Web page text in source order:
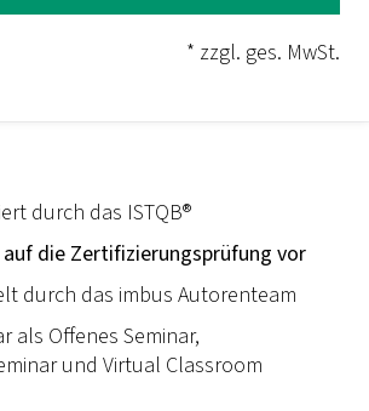
* zzgl. ges. MwSt.
durch das ISTQB®
die Zertifizierungsprüfung vor
durch das imbus Autorenteam
als Offenes Seminar,
und Virtual Classroom